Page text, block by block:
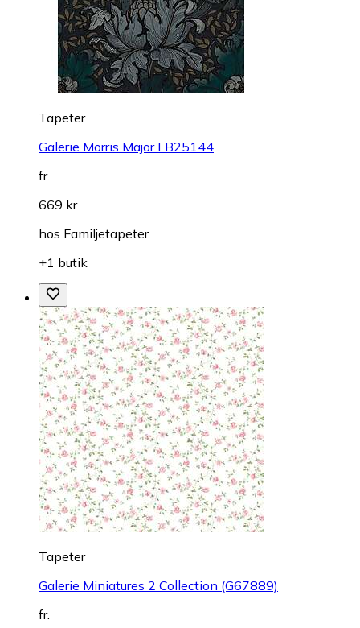
Tapeter
Galerie Morris Major LB25144
fr.
669 kr
hos Familjetapeter
+1 butik
Tapeter
Galerie Miniatures 2 Collection (G67889)
fr.